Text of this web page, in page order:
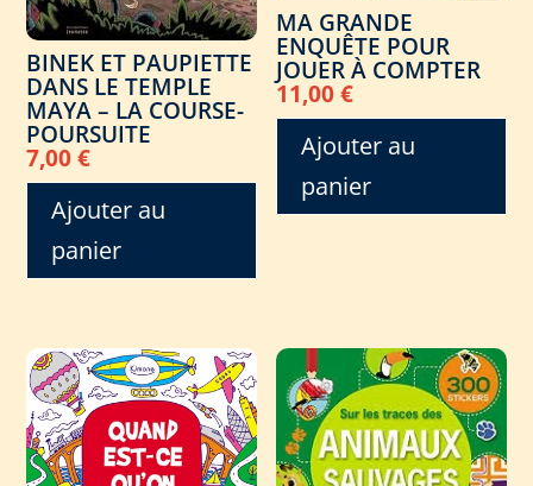
BINEK ET PAUPIETTE
DANS LE TEMPLE
MAYA – LA COURSE-
POURSUITE
7,00€
Ajouter au
panier
MA GRANDE
ENQUÊTE POUR
JOUER À COMPTER
11,00€
Ajouter au
panier